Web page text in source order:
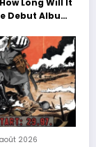
Debut Album
août 2026